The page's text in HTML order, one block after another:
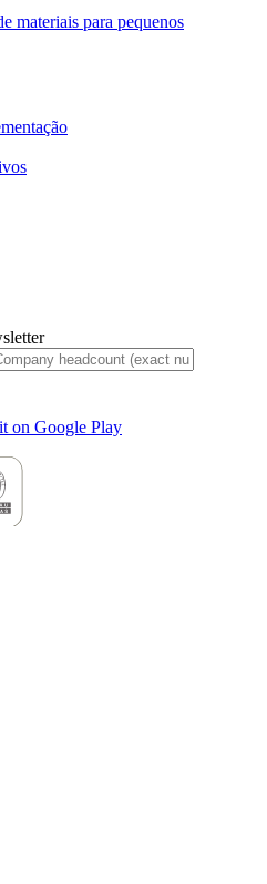
materiais para pequenos
on Google Play